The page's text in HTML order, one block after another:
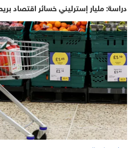
دراسة: مليار إسترليني خسائر اقتصاد